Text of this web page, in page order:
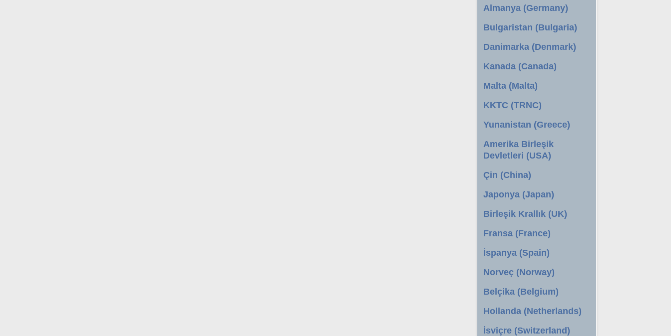
Almanya (Germany)
Bulgaristan (Bulgaria)
Danimarka (Denmark)
Kanada (Canada)
Malta (Malta)
KKTC (TRNC)
Yunanistan (Greece)
Amerika Birleşik
Devletleri (USA)
Çin (China)
Japonya (Japan)
Birleşik Krallık (UK)
Fransa (France)
İspanya (Spain)
Norveç (Norway)
Belçika (Belgium)
Hollanda (Netherlands)
İsviçre (Switzerland)